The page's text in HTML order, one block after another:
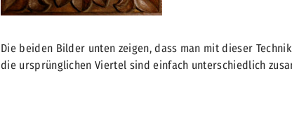
Die beiden Bilder unten zeigen, dass man mit dieser
die ursprünglichen Viertel sind einfach unterschiedlich